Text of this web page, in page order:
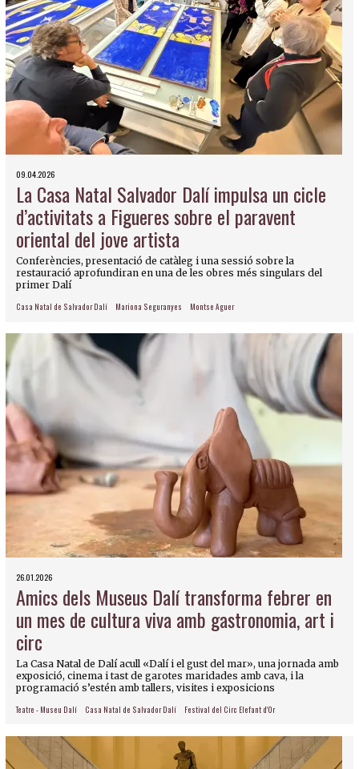
09.04.2026
La Casa Natal Salvador Dalí impulsa un cicle
d’activitats a Figueres sobre el paravent
oriental del jove artista
Conferències, presentació de catàleg i una sessió sobre la
restauració aprofundiran en una de les obres més singulars del
primer Dalí
Casa Natal de Salvador Dalí Mariona Seguranyes Montse Aguer
26.01.2026
Amics dels Museus Dalí transforma febrer en
un mes de cultura viva amb gastronomia, art i
circ
La Casa Natal de Dalí acull «Dalí i el gust del mar», una jornada amb
exposició, cinema i tast de garotes maridades amb cava, i la
programació s’estén amb tallers, visites i exposicions
Teatre - Museu Dalí Casa Natal de Salvador Dalí Festival del Circ Elefant d'Or